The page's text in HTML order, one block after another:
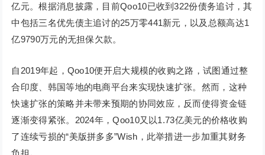
亿元。根据消息披露，目前Qoo10已收到322份债务追讨，其
中包括三名优先债主追讨的25万零441新元，以及总额高达1
亿9790万元的无担保欠款。
自2019年起，Qoo10便开启大规模的收购之路，试图通过整
合印度、韩国等地的电商平台来实现快速扩张。然而，这种
快速扩张的策略并未带来预期的协同效应，反而使得资金链
逐渐变得紧张。2024年，Qoo10又以1.73亿美元的价格收购
了连续亏损的“美版拼多多”Wish，此举措进一步加重其财务